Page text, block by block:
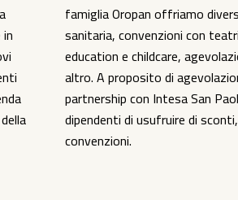
famiglia Oropan offriamo
sanitaria, convenzioni con
education e childcare,
altro. A proposito di
partnership con Intesa San
dipendenti di usufruire di
convenzioni.